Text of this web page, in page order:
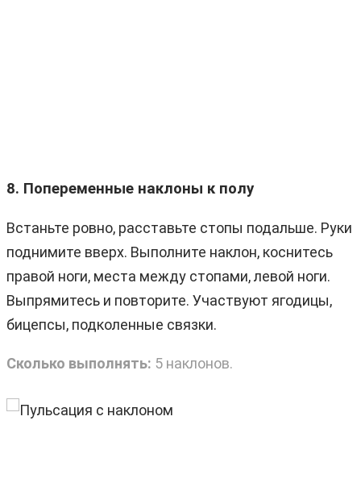
8. Попеременные наклоны к полу
Встаньте ровно, расставьте стопы подальше. Руки
поднимите вверх. Выполните наклон, коснитесь
правой ноги, места между стопами, левой ноги.
Выпрямитесь и повторите. Участвуют ягодицы,
бицепсы, подколенные связки.
Сколько выполнять: 5 наклонов.